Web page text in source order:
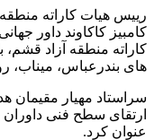
رییس هیات کاراته
کامبیز کاکاوند داور
کاراته منطقه آزاد
های بندرعباس، میناب،
سراستاد مهیار مقیمان
ارتقای سطح فنی داوران
عنوان کرد.